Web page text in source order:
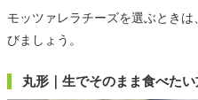
モッツァレラチーズを選ぶとき
びましょう。
丸形｜生でそのまま食べたい